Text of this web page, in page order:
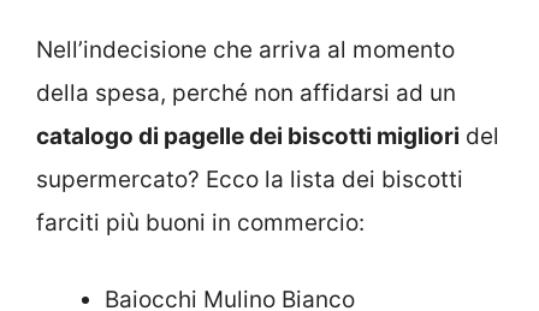
Nell’indecisione che arriva al momento
della spesa, perché non affidarsi ad un
catalogo di pagelle dei biscotti migliori del
supermercato? Ecco la lista dei biscotti
farciti più buoni in commercio:
Baiocchi Mulino Bianco